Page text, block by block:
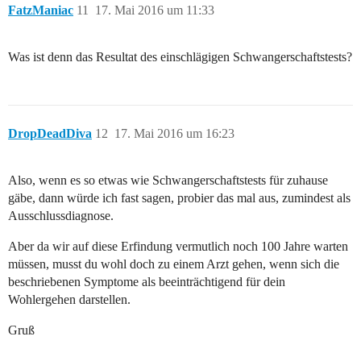
FatzManiac 17. Mai 2016 um 11:33
11
Was ist denn das Resultat des einschlägigen Schwangerschaftstests?
DropDeadDiva 17. Mai 2016 um 16:23
12
Also, wenn es so etwas wie Schwangerschaftstests für zuhause
gäbe, dann würde ich fast sagen, probier das mal aus, zumindest als
Ausschlussdiagnose.
Aber da wir auf diese Erfindung vermutlich noch 100 Jahre warten
müssen, musst du wohl doch zu einem Arzt gehen, wenn sich die
beschriebenen Symptome als beeinträchtigend für dein
Wohlergehen darstellen.
Gruß